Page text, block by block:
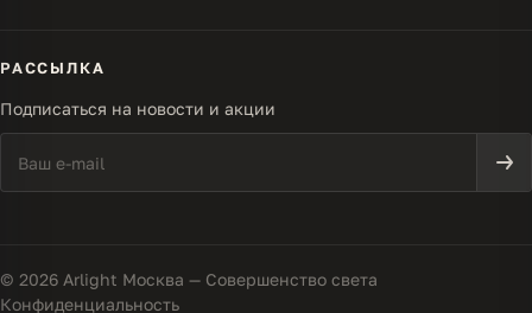
РАССЫЛКА
Подписаться на новости и акции
© 2026 Arlight Москва — Совершенство света
Конфиденциальность